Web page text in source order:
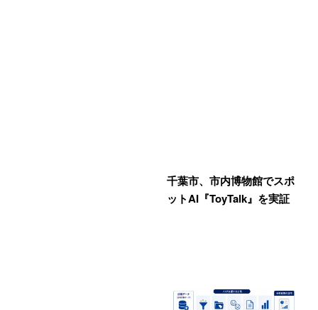
千葉市、市内博物館でスポ
ットAI『ToyTalk』を実証